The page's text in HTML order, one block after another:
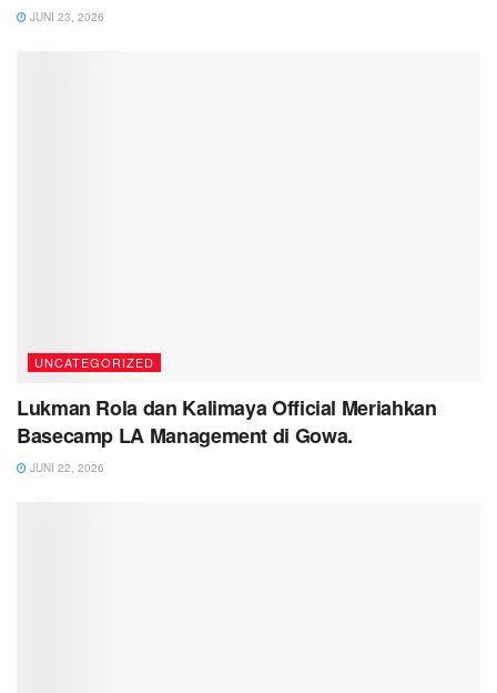
JUNI 23, 2026
UNCATEGORIZED
Lukman Rola dan Kalimaya Official Meriahkan
Basecamp LA Management di Gowa.
JUNI 22, 2026